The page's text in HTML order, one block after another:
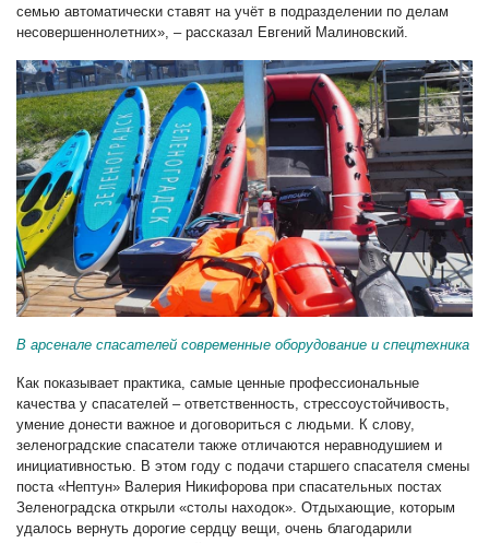
семью автоматически ставят на учёт в подразделении по делам
несовершеннолетних», – рассказал Евгений Малиновский.
В арсенале спасателей современные оборудование и спецтехника
Как показывает практика, самые ценные профессиональные
качества у спасателей – ответственность, стрессоустойчивость,
умение донести важное и договориться с людьми. К слову,
зеленоградские спасатели также отличаются неравнодушием и
инициативностью. В этом году с подачи старшего спасателя смены
поста «Нептун» Валерия Никифорова при спасательных постах
Зеленоградска открыли «столы находок». Отдыхающие, которым
удалось вернуть дорогие сердцу вещи, очень благодарили